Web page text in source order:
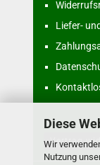
Diese
Wir
Nutzung
Liefer-
Vertrag